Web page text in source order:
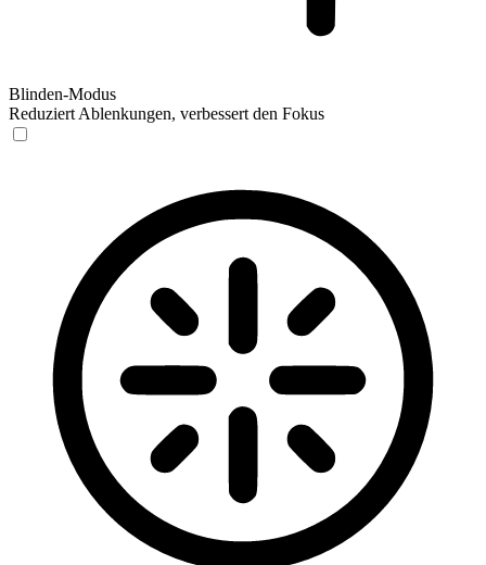
Blinden-Modus
Reduziert Ablenkungen, verbessert den Fokus